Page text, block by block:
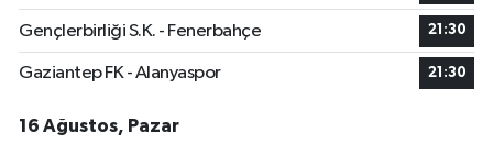
Gençlerbirliği S.K. - Fenerbahçe 21:30
Gaziantep FK - Alanyaspor 21:30
16 Ağustos, Pazar